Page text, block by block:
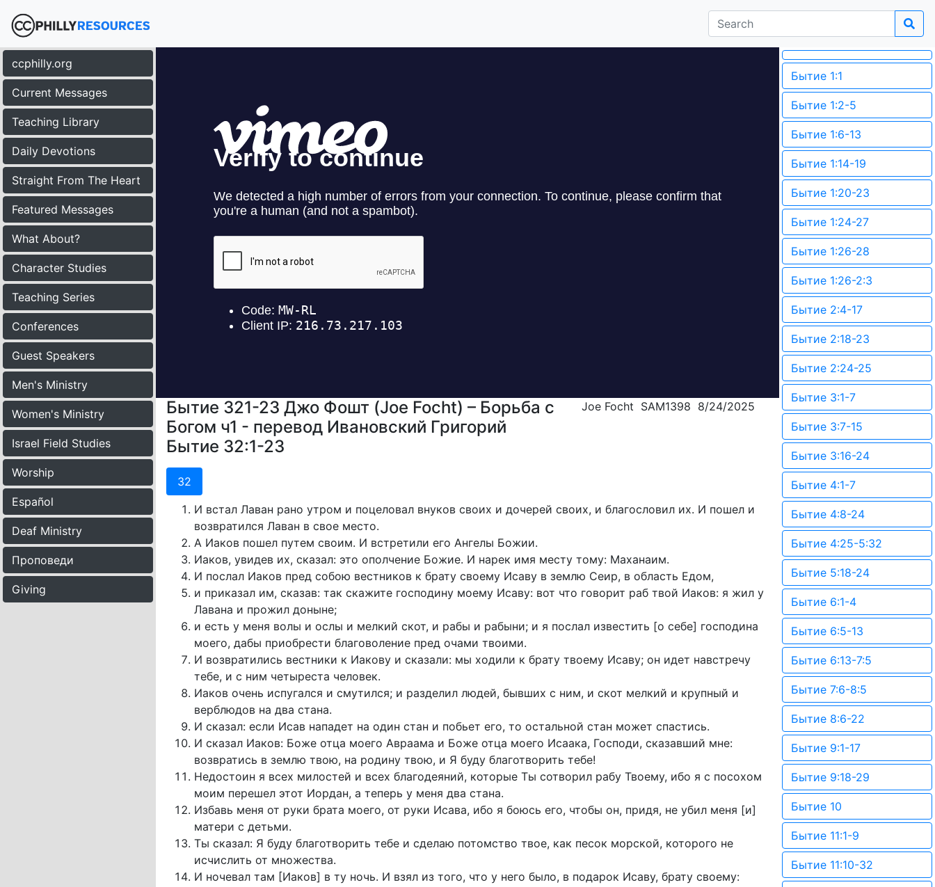
ccphilly.org
Current Messages
Teaching Library
Daily Devotions
Straight From The Heart
Featured Messages
What About?
Character Studies
Teaching Series
Conferences
Guest Speakers
Men's Ministry
Women's Ministry
Israel Field Studies
Worship
Español
Deaf Ministry
Проповеди
Giving
Бытие 321-23 Джо Фошт (Joe Focht) – Борьба с
Богом ч1 - перевод Ивановский Григорий
Бытие 32:1-23
Joe Focht SAM1398 8/24/2025
32
И встал Лаван рано утром и поцеловал внуков своих и дочерей своих, и благословил их. И пошел и
возвратился Лаван в свое место.
А Иаков пошел путем своим. И встретили его Ангелы Божии.
Иаков, увидев их, сказал: это ополчение Божие. И нарек имя месту тому: Маханаим.
И послал Иаков пред собою вестников к брату своему Исаву в землю Сеир, в область Едом,
и приказал им, сказав: так скажите господину моему Исаву: вот что говорит раб твой Иаков: я жил у
Лавана и прожил доныне;
и есть у меня волы и ослы и мелкий скот, и рабы и рабыни; и я послал известить [о себе] господина
моего, дабы приобрести благоволение пред очами твоими.
И возвратились вестники к Иакову и сказали: мы ходили к брату твоему Исаву; он идет навстречу
тебе, и с ним четыреста человек.
Иаков очень испугался и смутился; и разделил людей, бывших с ним, и скот мелкий и крупный и
верблюдов на два стана.
И сказал: если Исав нападет на один стан и побьет его, то остальной стан может спастись.
И сказал Иаков: Боже отца моего Авраама и Боже отца моего Исаака, Господи, сказавший мне:
возвратись в землю твою, на родину твою, и Я буду благотворить тебе!
Недостоин я всех милостей и всех благодеяний, которые Ты сотворил рабу Твоему, ибо я с посохом
моим перешел этот Иордан, а теперь у меня два стана.
Избавь меня от руки брата моего, от руки Исава, ибо я боюсь его, чтобы он, придя, не убил меня [и]
матери с детьми.
Ты сказал: Я буду благотворить тебе и сделаю потомство твое, как песок морской, которого не
исчислить от множества.
И ночевал там [Иаков] в ту ночь. И взял из того, что у него было, в подарок Исаву, брату своему:
Бытие 1:1
Бытие 1:2-5
Бытие 1:6-13
Бытие 1:14-19
Бытие 1:20-23
Бытие 1:24-27
Бытие 1:26-28
Бытие 1:26-2:3
Бытие 2:4-17
Бытие 2:18-23
Бытие 2:24-25
Бытие 3:1-7
Бытие 3:7-15
Бытие 3:16-24
Бытие 4:1-7
Бытие 4:8-24
Бытие 4:25-5:32
Бытие 5:18-24
Бытие 6:1-4
Бытие 6:5-13
Бытие 6:13-7:5
Бытие 7:6-8:5
Бытие 8:6-22
Бытие 9:1-17
Бытие 9:18-29
Бытие 10
Бытие 11:1-9
Бытие 11:10-32